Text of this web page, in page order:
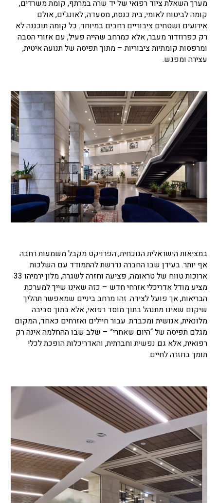
מערך השאלת ציוד רפואי של יד שרה במרתף, קומת משרדים,
קומה לביטוח לאומי, בית כנסת, מסעדה, לאונג'ים, אולם
אירועים ושטחים ציבוריים רחבים במיוחד. כל קומה תוכננה לא
רק כפרוזדור מעבר, אלא כמרחב שהייה פעיל, עם אזורי הסבה
ומרפסות קומתיות ציבוריות – מתוך תפיסה של תנועה איטית,
עצירה ומפגש.
במציאות הישראלית הנוכחית, הפרויקט מקבל משמעות רחבה
אף יותר. בעידן שבו החברה נדרשת להתמודד עם השלכות
ארוכות טווח של טראומה, פציעה וחזרה לשגרה, מלון ירמיהו 33
מציע מודל אדריכלי אזרחי חדש – כזה שאינו שייך למערכת
הבריאות, אך פועל לצידה. זהו מרחב ביניים שמאפשר תהליך
שיקום שאינו מתנהל בתוך מוסד רפואי, אלא בתוך סביבה
מלונאית, אנושית ומכבדת. עבור חיילים ואזרחים כאחד, המקום
מגלם תפיסה של “היום שאחרי” – שלב שבו ההחלמה אינה רק
רפואית, אלא גם נפשית וחברתית, והאדריכלות הופכת לכלי
תומך בחזרה לחיים.